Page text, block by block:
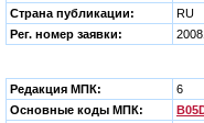
Страна публикации:
RU
Рег. номер заявки:
Редакция МПК:
6
Основные коды МПК: